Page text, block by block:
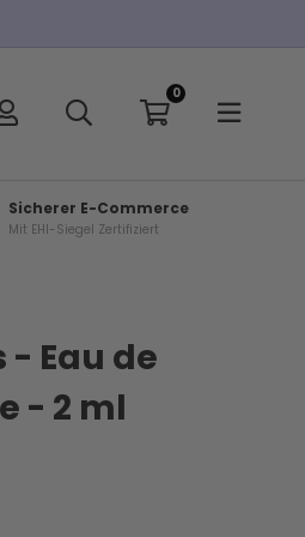
0
Sicherer E-Commerce
Mit EHI-Siegel Zertifiziert
- Eau de
- 2 ml